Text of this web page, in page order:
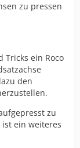
zu pressen
ein Roco
den
zu
ein weiteres